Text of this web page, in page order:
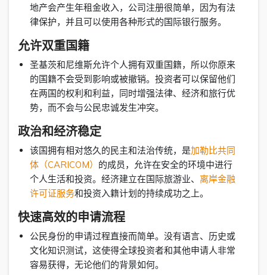
地产会产生年租金收入，公司注册很简单，因为有法
律保护，并且可以使用各种形式的国际银行服务。
允许双重国籍
圣基茨和尼维斯允许个人拥有双重国籍，所以你原来
的国籍不会受到影响或被撤销。投资者可以保留他们
在两国的权利和利益，同时增强法律、经济和旅行优
势，而不会与公民忠诚发生冲突。
政治和经济稳定
该国拥有相对悠久的民主和法治传统，是加勒比共同
体（CARICOM） 的成员，允许在安全的环境中进行
个人生活和投资。经济建立在国际旅游业、 离岸金融
许可证服务和投资入籍计划的持续成功之上。
快速高效的申请流程
公民身份的申请过程直接而简单。没有语言、历史或
文化知识测试，这使得全球投资者和其他申请人非常
容易获得，无论他们的背景如何。